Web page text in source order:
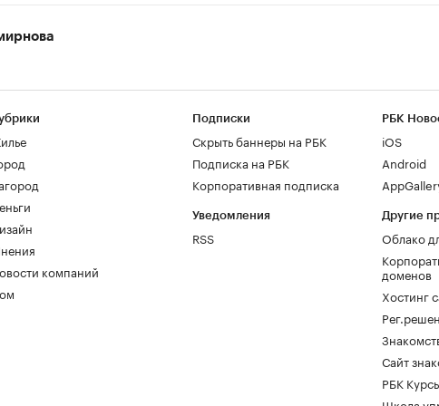
компаний
Подписки
Скрыть баннеры на РБК
Подписка на РБК
Корпоративная подписка
Уведомления
RSS
РБК
iOS
Android
Другие
Облако
доменов
Хостинг
Сайт
РБК